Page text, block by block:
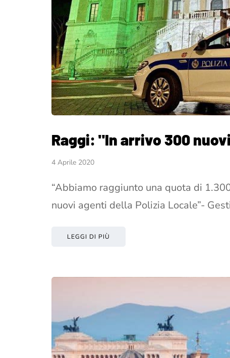
Raggi: "In arrivo 300
4 Aprile 2020
“Abbiamo raggiunto una quota di
nuovi agenti della Polizia Locale”-
LEGGI DI PIÙ